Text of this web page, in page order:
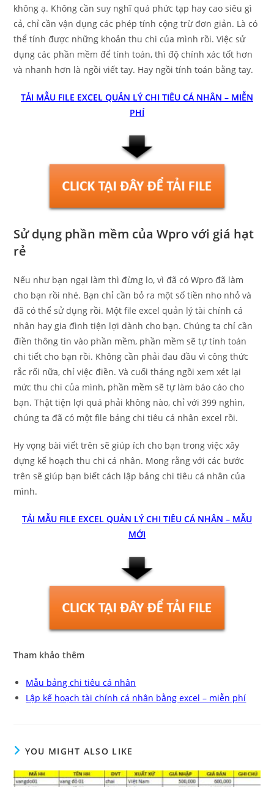
không ạ. Không cần suy nghĩ quá phức tạp hay cao siêu gì
cả, chỉ cần vận dụng các phép tính cộng trừ đơn giản. Là có
thể tính được những khoản thu chi của mình rồi. Việc sử
dụng các phần mềm để tính toán, thì độ chính xác tốt hơn
và nhanh hơn là ngồi viết tay. Hay ngồi tính toán bằng tay.
TẢI MẪU FILE EXCEL QUẢN LÝ CHI TIÊU CÁ NHÂN – MIỄN
PHÍ
Sử dụng phần mềm của Wpro với giá hạt
rẻ
Nếu như bạn ngại làm thì đừng lo, vì đã có Wpro đã làm
cho bạn rồi nhé. Bạn chỉ cần bỏ ra một số tiền nho nhỏ và
đã có thể sử dụng rồi. Một file excel quản lý tài chính cá
nhân hay gia đình tiện lợi dành cho bạn. Chúng ta chỉ cần
điền thông tin vào phần mềm, phần mềm sẽ tự tính toán
chi tiết cho bạn rồi. Không cần phải đau đầu vì công thức
rắc rối nữa, chỉ việc điền. Và cuối tháng ngồi xem xét lại
mức thu chi của mình, phần mềm sẽ tự làm báo cáo cho
bạn. Thật tiện lợi quá phải không nào, chỉ với 399 nghìn,
chúng ta đã có một file bảng chi tiêu cá nhân excel rồi.
Hy vọng bài viết trên sẽ giúp ích cho bạn trong việc xây
dựng kế hoạch thu chi cá nhân. Mong rằng với các bước
trên sẽ giúp bạn biết cách lập bảng chi tiêu cá nhân của
mình.
TẢI MẪU FILE EXCEL QUẢN LÝ CHI TIÊU CÁ NHÂN – MẪU
MỚI
Tham khảo thêm
Mẫu bảng chi tiêu cá nhân
Lập kế hoạch tài chính cá nhân bằng excel – miễn phí
YOU MIGHT ALSO LIKE